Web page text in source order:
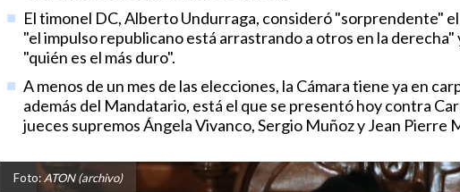
El timonel DC, Alberto Undurraga, consideró "sorprendente"
"el impulso republicano está arrastrando a otros en la
"quién es el más duro".
A menos de un mes de las elecciones, la Cámara tiene ya en
además del Mandatario, está el que se presentó hoy contra
jueces supremos Ángela Vivanco, Sergio Muñoz y Jean Pierre
Foto: ATON (archivo)